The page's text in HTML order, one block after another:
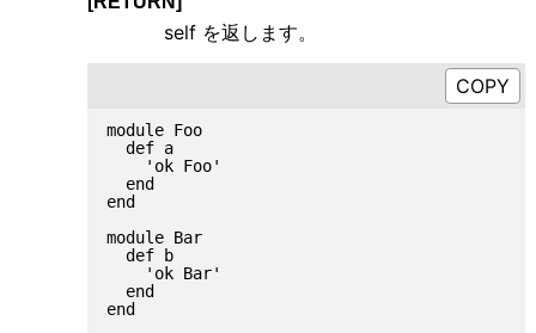
self を返します。
module Foo
  def a
    'ok Foo'
  end
end
module Bar
  def b
    'ok Bar'
  end
end